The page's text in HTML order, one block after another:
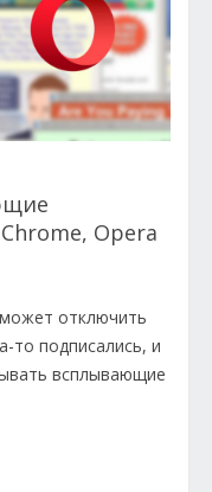
Opera
отключить
то подписались, и
всплывающие